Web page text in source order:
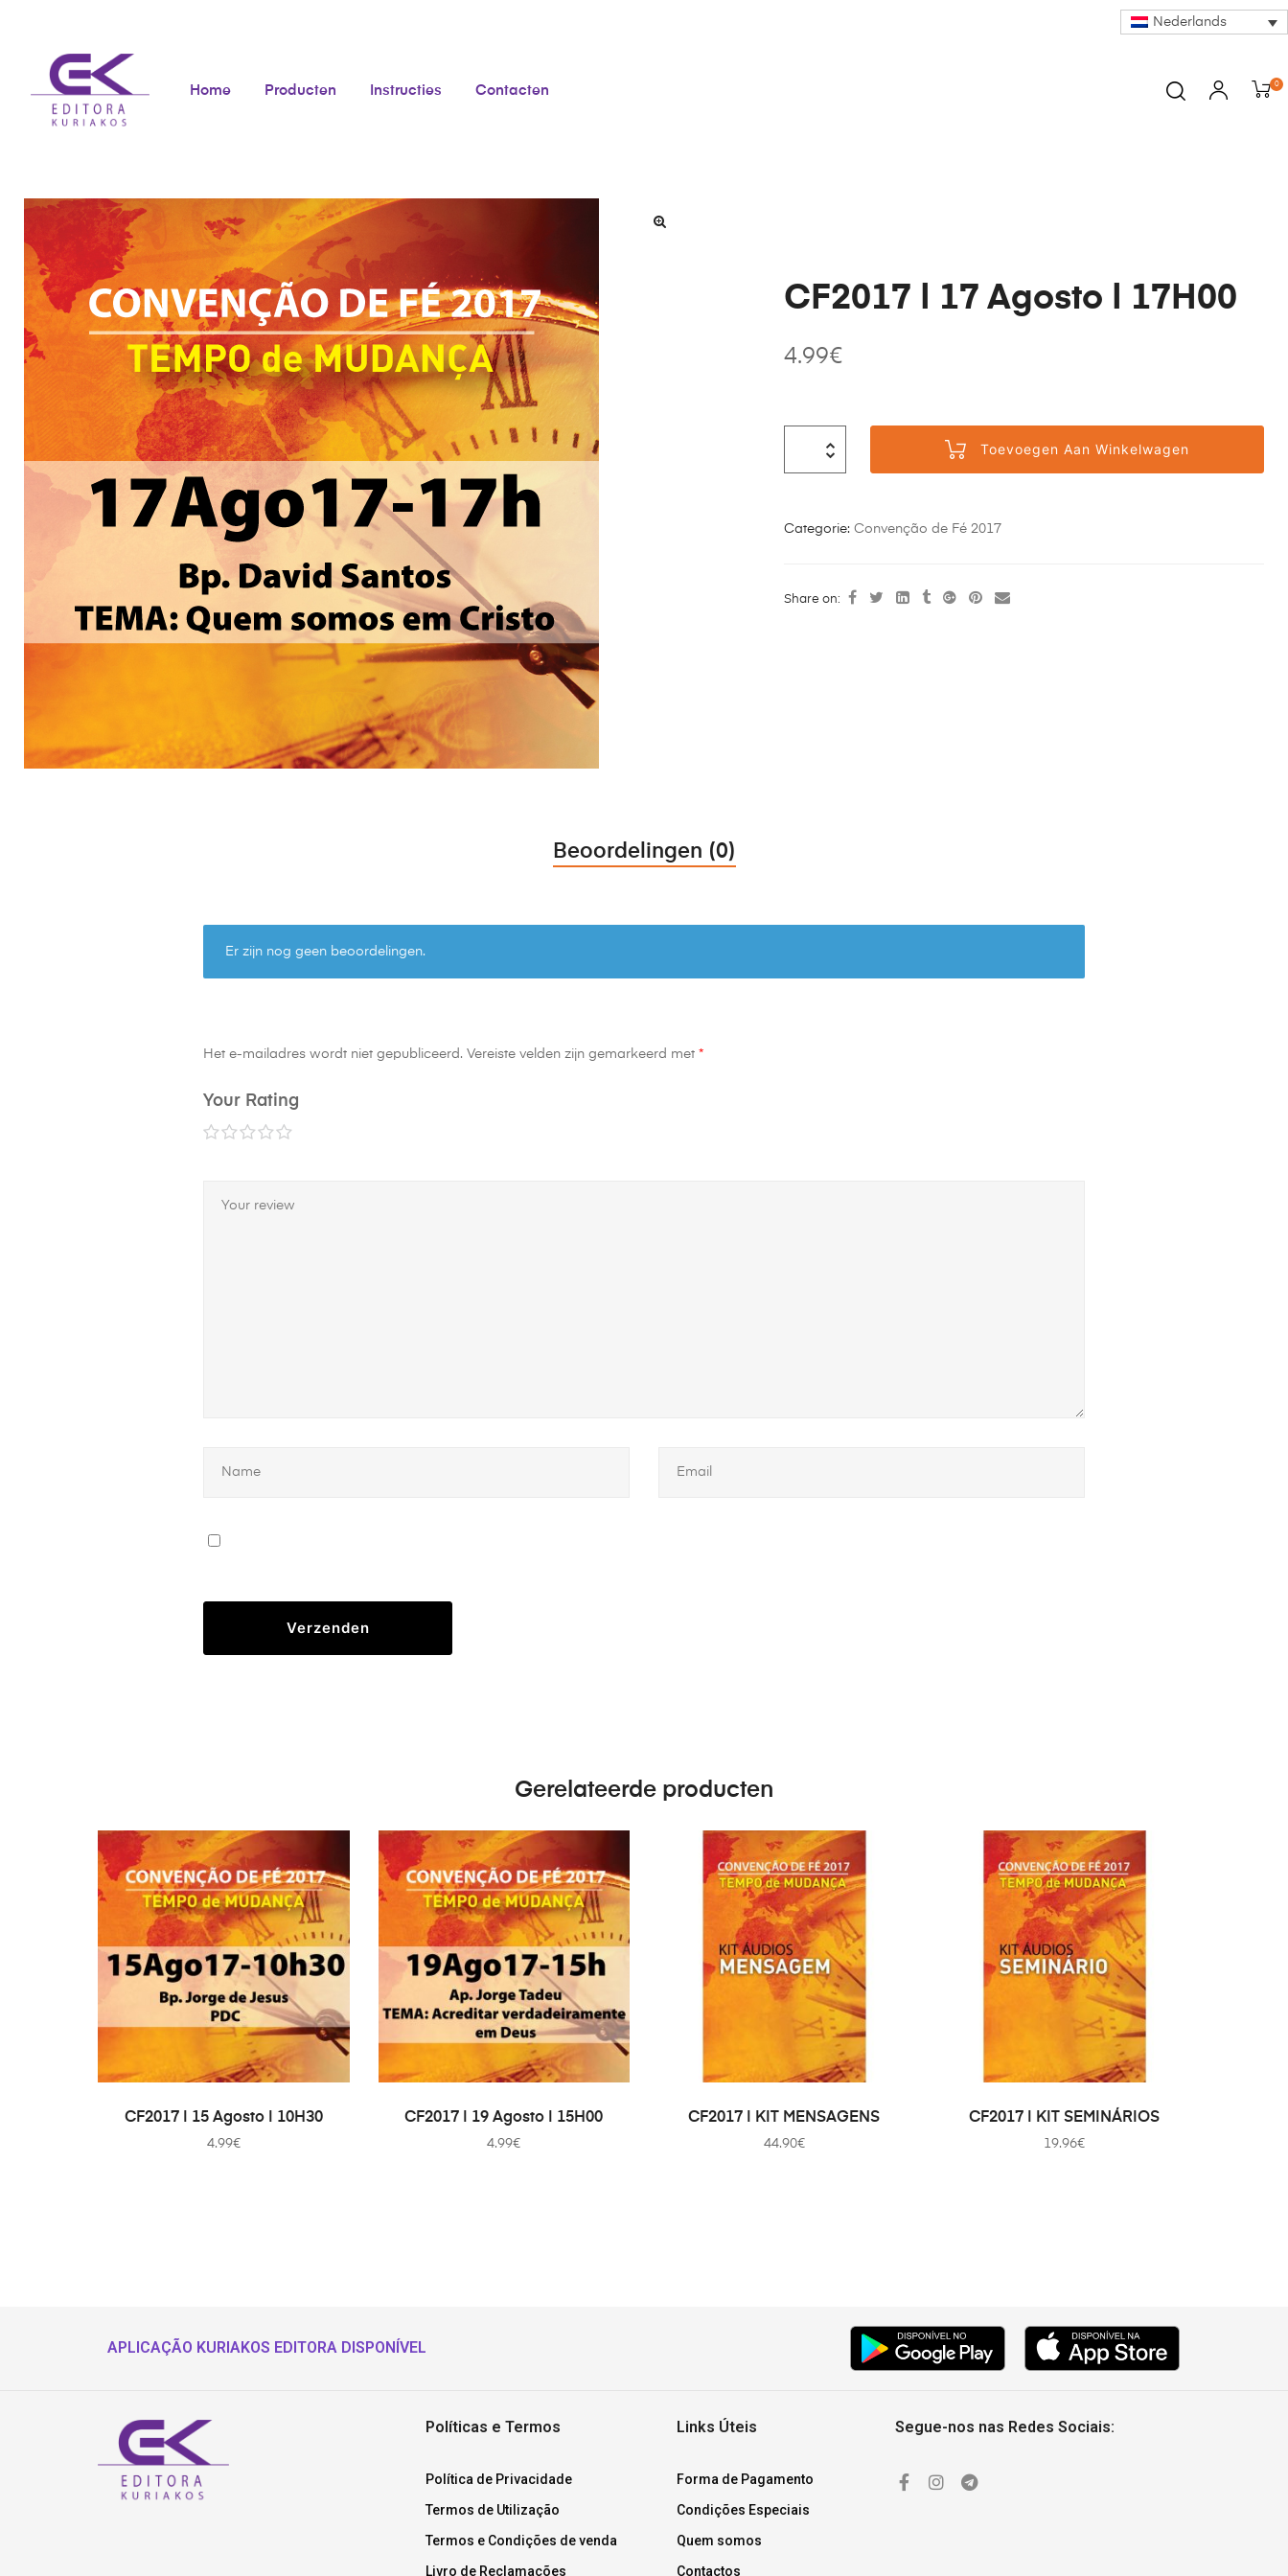
Nederlands
Home Producten Instructies Contacten 0
CF2017 | 17 Agosto | 17H00
4.99€
Toevoegen Aan Winkelwagen
Categorie: Convenção de Fé 2017
Share on:
Beoordelingen (0)
Er zijn nog geen beoordelingen.
Het e-mailadres wordt niet gepubliceerd. Vereiste velden zijn gemarkeerd met *
Your Rating
1 2 3 4 5
Gerelateerde producten
TOEVOEGEN AAN WINKELWAGEN
CF2017 | 15 Agosto | 10H30
4.99€
TOEVOEGEN AAN WINKELWAGEN
CF2017 | 19 Agosto | 15H00
4.99€
TOEVOEGEN AAN WINKELWAGEN
CF2017 | KIT MENSAGENS
44.90€
TOEVOEGEN AAN WINKELWAGEN
CF2017 | KIT SEMINÁRIOS
19.96€
APLICAÇÃO KURIAKOS EDITORA DISPONÍVEL
Políticas e Termos
Política de Privacidade
Termos de Utilização
Termos e Condições de venda
Livro de Reclamações
Links Úteis
Forma de Pagamento
Condições Especiais
Quem somos
Contactos
Segue-nos nas Redes Sociais: